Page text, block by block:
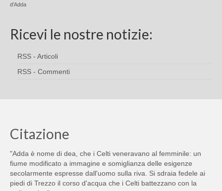
d'Adda
Ricevi le nostre notizie:
RSS - Articoli
RSS - Commenti
Citazione
"Adda è nome di dea, che i Celti veneravano al femminile: un
fiume modificato a immagine e somiglianza delle esigenze
secolarmente espresse dall'uomo sulla riva. Si sdraia fedele ai
piedi di Trezzo il corso d'acqua che i Celti battezzano con la